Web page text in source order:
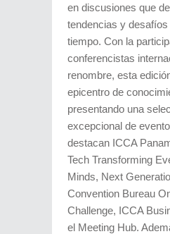
en discusiones que
tendencias y
tiempo. Con la
conferencistas
renombre, esta
epicentro de
presentando una
excepcional de
destacan ICCA
Tech Transforming
Minds, Next
Convention Bureau
Challenge, ICCA
el Meeting Hub.